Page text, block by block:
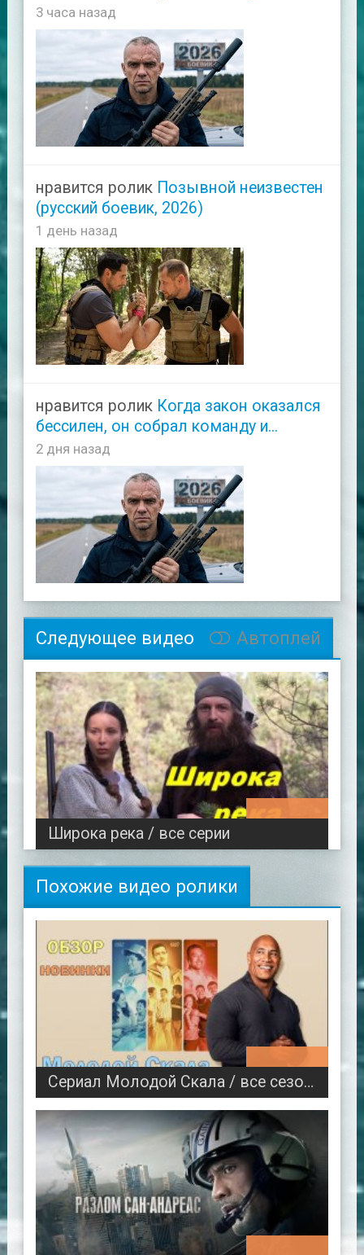
3 часа назад
нравится ролик Позывной неизвестен
(русский боевик, 2026)
1 день назад
нравится ролик Когда закон оказался
бессилен, он собрал команду и...
2 дня назад
Следующее видео Автоплей
00:48:18
Широка река / все серии
Похожие видео ролики
Сериал Молодой Скала / все сезоны / Дуэйн Джонсон